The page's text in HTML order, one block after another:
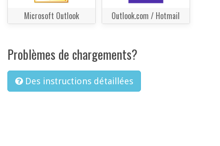
Microsoft Outlook Outlook.com / Hotmail
Problèmes de chargements?
Des instructions détaillées